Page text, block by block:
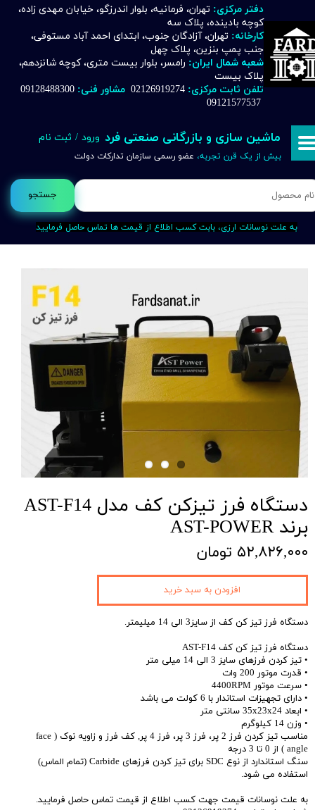
جستجو
دفتر مرکزی: تهران، فرمانیه، بلوار اندرزگو، خیابان مهدی زاده،
کوچه بادینده، پلاک سه
کارخانه: تهران، آزادگان جنوب، ابتدای احمد آباد مستوفی،
جنب پمپ بنزین، پلاک چهل
شعبه شمال ایران: رامسر، بلوار بیست متری، کوچه شانزدهم،
پلاک بیست
تلفن ثابت مرکزی: 02126919274 مشاور فنی:
09121577537
ماشین سازی و بازرگانی صنعتی فرد
بیش از یک قرن تجربه، عضو رسمی سازمان تدارکات دولت
ورود / ثبت نام
حساب کاربری من
تغییر گذر واژه
خروج از حساب کاربری
به علت نوسانات ارزی، بابت کسب اطلاع از قیمت ها تماس حاصل فرمایید
دستگاه فرز تیزکن کف مدل AST-F14
برند AST-POWER
۵۲,۸۲۶,۰۰۰ تومان
دستگاه فرز تیز کن کف از سایز3 الی 14 میلیمتر.
دستگاه فرز تیز کن کف AST-F14
• تیز کردن فرزهای سایز 3 الی 14 میلی متر
• قدرت موتور 200 وات
• سرعت موتور 4400RPM
• دارای تجهیزات استاندار با 6 کولت می باشد
• ابعاد 35x23x24 سانتی متر
• وزن 14 کیلوگرم
مناسب تیز کردن فرز 2 پر، فرز 3 پر، فرز 4 پر, کف فرز و زاویه نوک ( face
angle ) از 0 تا 3 درجه
سنگ استاندارد از نوع SDC برای تیز کردن فرزهای Carbide (تمام الماس)
استفاده می شود.
به علت نوسانات قیمت جهت کسب اطلاع از قیمت تماس حاصل فرمایید.
افزودن به سبد خرید